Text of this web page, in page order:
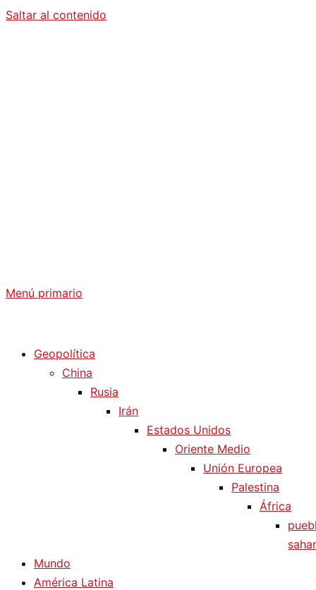
Saltar al contenido
Menú primario
Geopolítica
China
Rusia
Irán
Estados Unidos
Oriente Medio
Unión Europea
Palestina
África
Mundo
América Latina